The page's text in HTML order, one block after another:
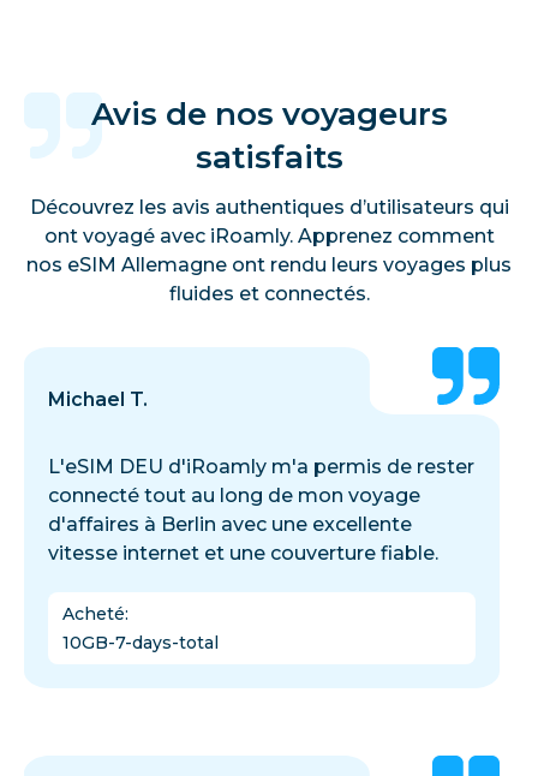
Avis de nos voyageurs
satisfaits
Découvrez les avis authentiques d’utilisateurs qui
ont voyagé avec iRoamly. Apprenez comment
nos eSIM Allemagne ont rendu leurs voyages plus
fluides et connectés.
Michael T.
L'eSIM DEU d'iRoamly m'a permis de rester
connecté tout au long de mon voyage
d'affaires à Berlin avec une excellente
vitesse internet et une couverture fiable.
Acheté:
10GB-7-days-total